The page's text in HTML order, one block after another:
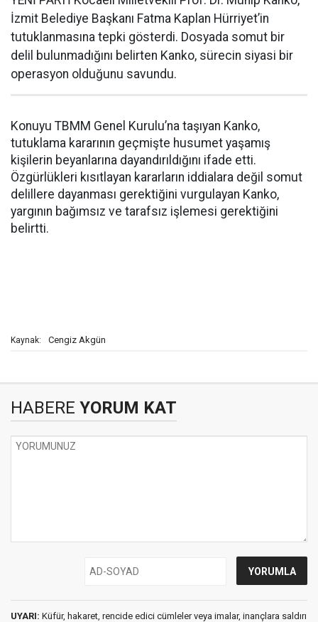
İzmit Belediye Başkanı Fatma Kaplan Hürriyet’in
tutuklanmasına tepki gösterdi. Dosyada somut bir
delil bulunmadığını belirten Kanko, sürecin siyasi bir
operasyon olduğunu savundu.
Konuyu TBMM Genel Kurulu’na taşıyan Kanko,
tutuklama kararının geçmişte husumet yaşamış
kişilerin beyanlarına dayandırıldığını ifade etti.
Özgürlükleri kısıtlayan kararların iddialara değil somut
delillere dayanması gerektiğini vurgulayan Kanko,
yargının bağımsız ve tarafsız işlemesi gerektiğini
belirtti.
Kaynak: Cengiz Akgün
HABERE YORUM KAT
UYARI: Küfür, hakaret, rencide edici cümleler veya imalar, inançlara saldırı